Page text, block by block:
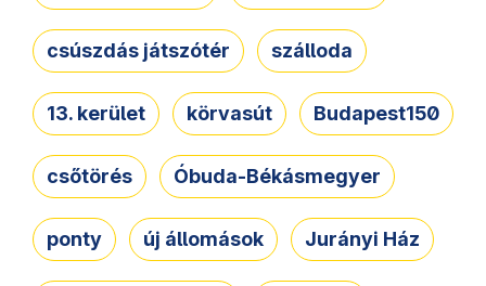
csúszdás játszótér szálloda
13. kerület körvasút Budapest150
csőtörés Óbuda-Békásmegyer
ponty új állomások Jurányi Ház